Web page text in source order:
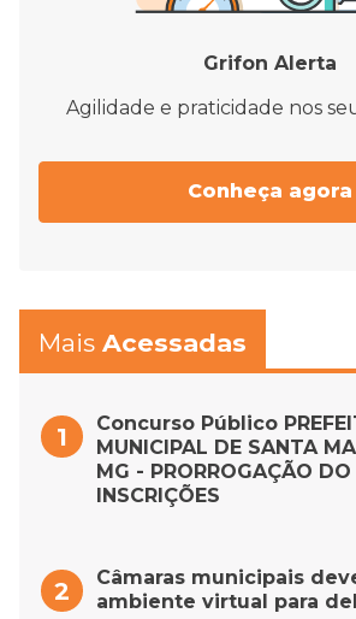
Grifon Alerta
Agilidade e praticidade nos
Conheça agora
Mais Acessadas
Concurso Público
MUNICIPAL DE SANTA
MG - PRORROGAÇÃO
INSCRIÇÕES
Câmaras municipais
ambiente virtual para